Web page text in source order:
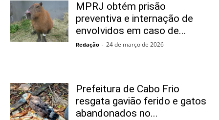
MPRJ obtém prisão
preventiva e internação de
envolvidos em caso de...
Redação - 24 de março de 2026
Prefeitura de Cabo Frio
resgata gavião ferido e gatos
abandonados no...